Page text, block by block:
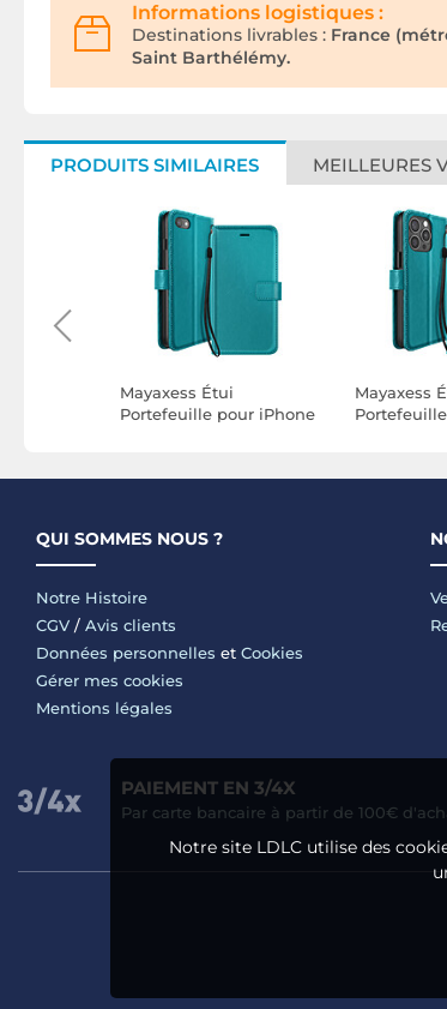
Informations logistiques :
Destinations livrables : France
Saint Barthélémy.
PRODUITS SIMILAIRES MEILLEURES
Mayaxess Étui
Portefeuille pour iPhone
Dragonne Turquoise
Mayaxess
Turquoise
QUI SOMMES NOUS ?
Notre Histoire
CGV / Avis clients
Données personnelles et Cookies
Gérer mes cookies
Mentions légales
PAIEMENT EN 3/4X
Par carte bancaire à partir de 100€
Notre site LDLC utilise des